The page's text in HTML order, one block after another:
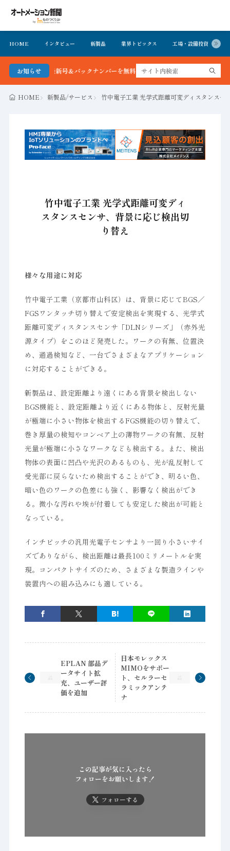
HOME インタビュー 新製品 業界トピックス 工場・設備投資
お知らせ
ン新聞 最新号＆バックナンバーを無料で公開中 詳細はこちら
HOME 新製品/サービス 竹中電子工業 光学式距離可変ディスタンスセ
竹中電子工業 光学式距離可変ディ
スタンスセンサ、背景に応じ検出切
り替え
様々な用途に対応
竹中電子工業（京都市山科区）は、背景に応じてBGS／
FGSワンタッチ切り替えで安定検出を実現する、光学式
距離可変ディスタンスセンサ「DLNシリーズ」（赤外光
源タイプ）をこのほど発売した。ワークの有無、位置決
め、通過検知など、一台でさまざまなアプリケーション
に対応することができる。
新製品は、設定距離より遠くにある背景を検出しない
BGS機能と、設定距離より近くにある物体と、反射光量
が極端に小さい物体を検出するFGS機能の切り替えで、
巻き厚量の検知やコンベア上の薄物ワークの有無、反射
光量が極端に小さなワークなども検出する。また、検出
物体の表面に凹凸や光沢のあるものも、光が乱反射して
受光部に戻らないため検出することができ、明るい色、
暗い色のワークの色差にも強く、影響なく検出ができ
る。微小な汚れや埃が付着しても安定した検出が可能と
なっている。
インチピッチの汎用光電子センサより一回り小さいサイ
ズでありながら、検出距離は最長100ミリメートルを実
現。コンパクトサイズのため、さまざまな製造ラインや
装置内への組み込みにも適している。
EPLAN 部品デ
ータサイト拡
充、ユーザー評
価を追加
日本モレックス
MIMOをサポー
ト、セルラーセ
ラミックアンテ
ナ
この記事が気に入ったら
フォローをお願いします！
フォローする